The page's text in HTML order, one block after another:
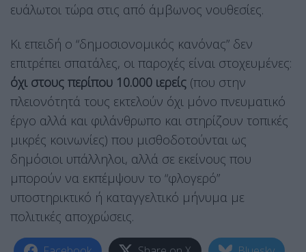
ευάλωτοι τώρα στις από άμβωνος νουθεσίες.
Κι επειδή ο “δημοσιονομικός κανόνας” δεν
επιτρέπει σπατάλες, οι παροχές είναι στοχευμένες:
όχι στους περίπου 10.000 ιερείς (που στην
πλειονότητά τους εκτελούν όχι μόνο πνευματικό
έργο αλλά και φιλάνθρωπο και στηρίζουν τοπικές
μικρές κοινωνίες) που μισθοδοτούνται ως
δημόσιοι υπάλληλοι, αλλά σε εκείνους που
μπορούν να εκπέμψουν το “φλογερό”
υποστηρικτικό ή καταγγελτικό μήνυμα με
πολιτικές αποχρώσεις.